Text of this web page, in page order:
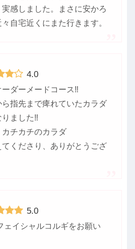
感しました。まさに安かろ
自宅近くにまた行きます。
4.0
ダーメードコース‼️
指先まで痺れていたカラダ
ました‼️
チカチのカラダ
くださり、ありがとうござ
5.0
ェイシャルコルギをお願い